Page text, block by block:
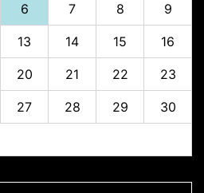
6 7 8 9
13 14 15 16
20 21 22 23
27 28 29 30